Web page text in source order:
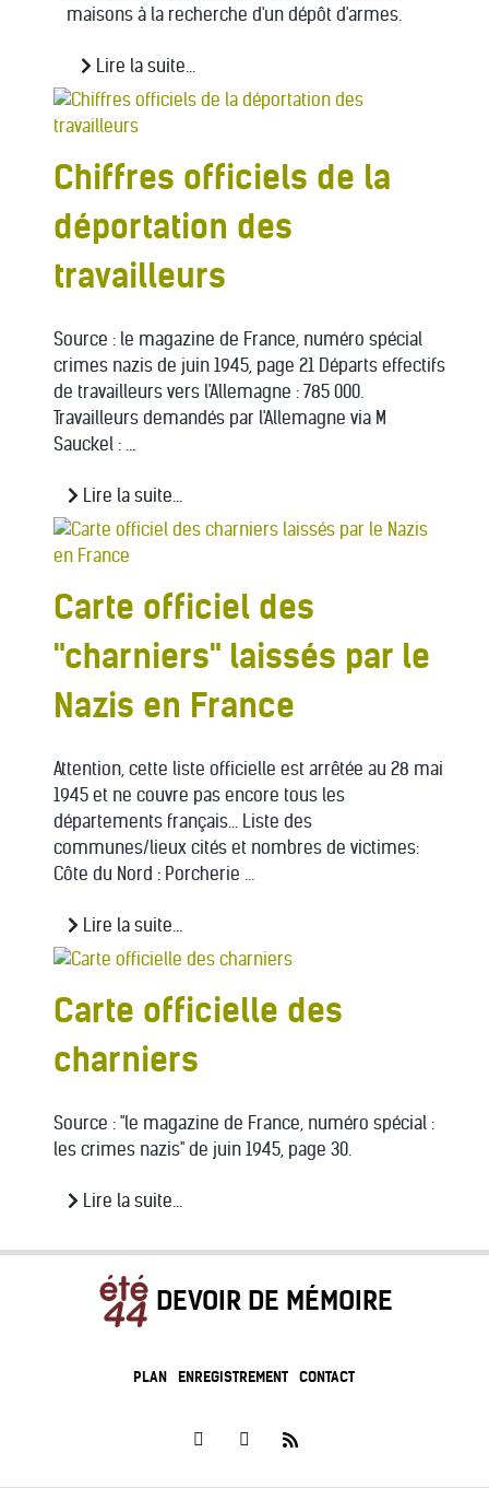
maisons à la recherche d'un dépôt d'armes.
Lire la suite...
Chiffres officiels de la
déportation des
travailleurs
Source : le magazine de France, numéro spécial
crimes nazis de juin 1945, page 21 Départs effectifs
de travailleurs vers l'Allemagne : 785 000.
Travailleurs demandés par l'Allemagne via M
Sauckel : ...
Lire la suite...
Carte officiel des
"charniers" laissés par le
Nazis en France
Attention, cette liste officielle est arrêtée au 28 mai
1945 et ne couvre pas encore tous les
départements français... Liste des
communes/lieux cités et nombres de victimes:
Côte du Nord : Porcherie ...
Lire la suite...
Carte officielle des
charniers
Source : "le magazine de France, numéro spécial :
les crimes nazis" de juin 1945, page 30.
Lire la suite...
DEVOIR DE MÉMOIRE
PLAN ENREGISTREMENT CONTACT